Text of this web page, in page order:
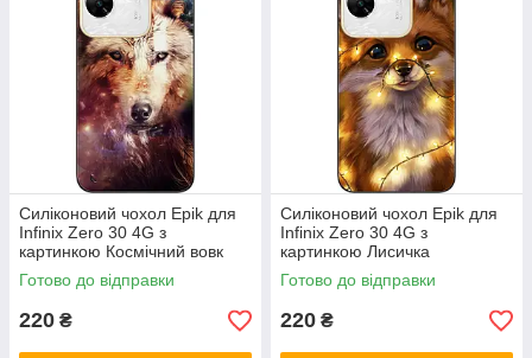
Силіконовий чохол Epik для
Infinix Zero 30 4G з
картинкою Космічний вовк
Готово до відправки
220 ₴
Силіконовий чохол Epik для
Infinix Zero 30 4G з
картинкою Лисичка
Готово до відправки
220 ₴